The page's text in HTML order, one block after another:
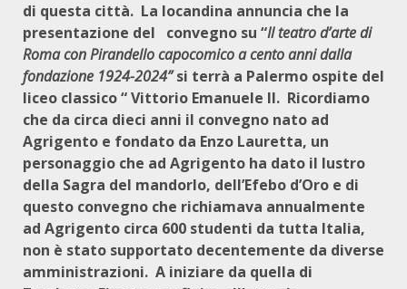
di questa città. La locandina annuncia che la
presentazione del convegno su “Il teatro d’arte di
Roma con Pirandello capocomico a cento anni dalla
fondazione 1924-2024”si terrà a Palermo ospite del
liceo classico “ Vittorio Emanuele II. Ricordiamo
che da circa dieci anni il convegno nato ad
Agrigento e fondato da Enzo Lauretta, un
personaggio che ad Agrigento ha dato il lustro
della Sagra del mandorlo, dell’Efebo d’Oro e di
questo convegno che richiamava annualmente
ad Agrigento circa 600 studenti da tutta Italia,
non è stato supportato decentemente da diverse
amministrazioni. A iniziare da quella di